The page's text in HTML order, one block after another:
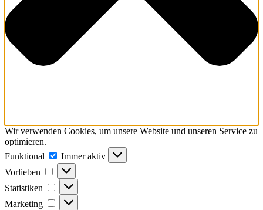
Wir verwenden Cookies, um unsere Website und unseren Service zu
optimieren.
Funktional
Funktional
Immer aktiv
Vorlieben
Vorlieben
Statistiken Statistiken
Marketing Marketing